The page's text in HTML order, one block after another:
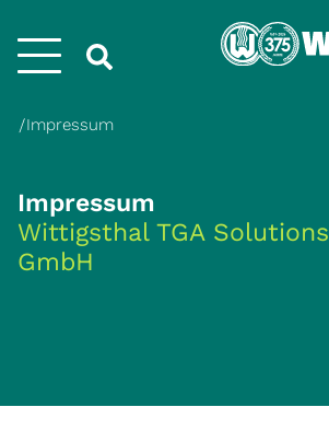
Menü
Impressum
Impressum
Wittigsthal TGA Solutions
GmbH